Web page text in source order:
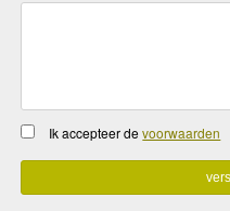
Ik accepteer devoorwaarden